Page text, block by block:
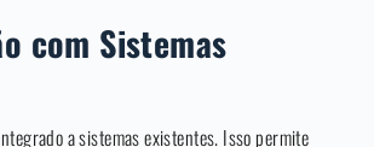
com Sistemas
a sistemas existentes. Isso permite